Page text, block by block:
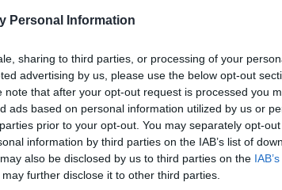
Personal Information
sharing to third parties, or processing of your
advertising by us, please use the below opt-out
note that after your opt-out request is processed you
ads based on personal information utilized by us or
prior to your opt-out. You may separately opt-
information by third parties on the IAB’s list of
also be disclosed by us to third parties on the
further disclose it to other third parties.
hogy hol
http://
A
Ezen az
között
könyvei.
olasz